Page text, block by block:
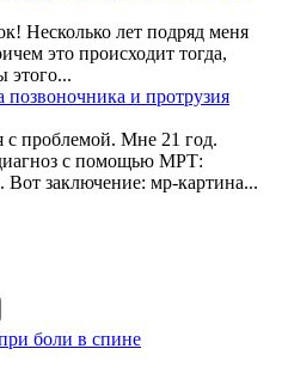
Несколько лет подряд меня
это происходит тогда,
этого...
позвоночника и протрузия
с проблемой. Мне 21 год.
с помощью МРТ:
Вот заключение: мр-картина...
боли в спине